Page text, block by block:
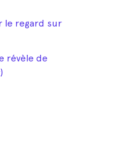
le regard sur
révèle de